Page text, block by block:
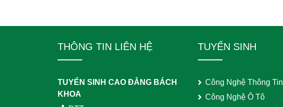
THÔNG TIN LIÊN HỆ
TUYỂN SINH CAO ĐẲNG BÁCH
KHOA
TUYỂN SINH
Công Nghệ Thông Tin
Công Nghệ Ô Tô